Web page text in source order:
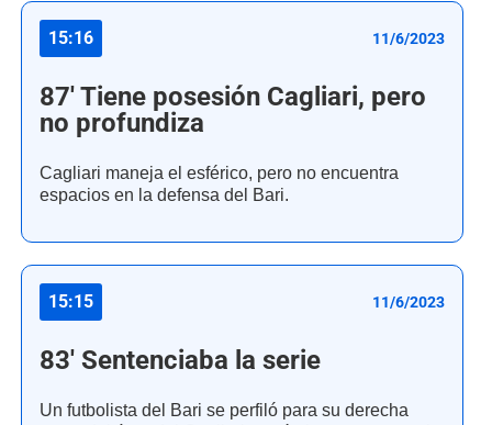
15:16 11/6/2023
87' Tiene posesión Cagliari, pero
no profundiza
Cagliari maneja el esférico, pero no encuentra
espacios en la defensa del Bari.
15:15 11/6/2023
83' Sentenciaba la serie
Un futbolista del Bari se perfiló para su derecha